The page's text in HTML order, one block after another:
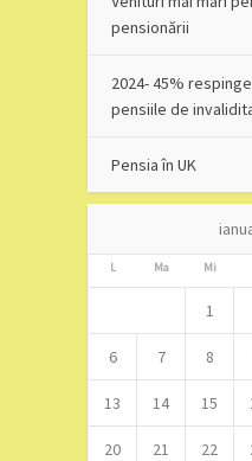
pensionării
2024- 45%
pensiile de
Pensia în UK
L Ma Mi
1
6 7 8
13 14 15
20 21 22